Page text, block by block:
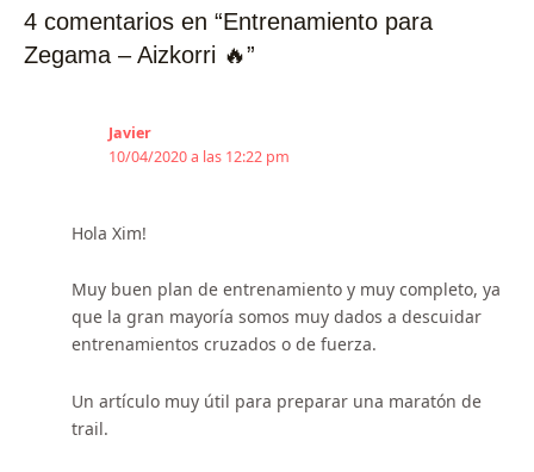
4 comentarios en “Entrenamiento para
Zegama – Aizkorri 🔥”
Javier
10/04/2020 a las 12:22 pm
Hola Xim!
Muy buen plan de entrenamiento y muy completo, ya
que la gran mayoría somos muy dados a descuidar
entrenamientos cruzados o de fuerza.
Un artículo muy útil para preparar una maratón de
trail.